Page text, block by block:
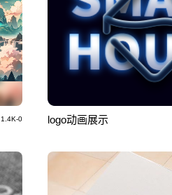
1.4K-0 logo动画展示